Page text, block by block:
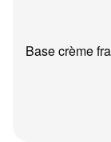
Base crème